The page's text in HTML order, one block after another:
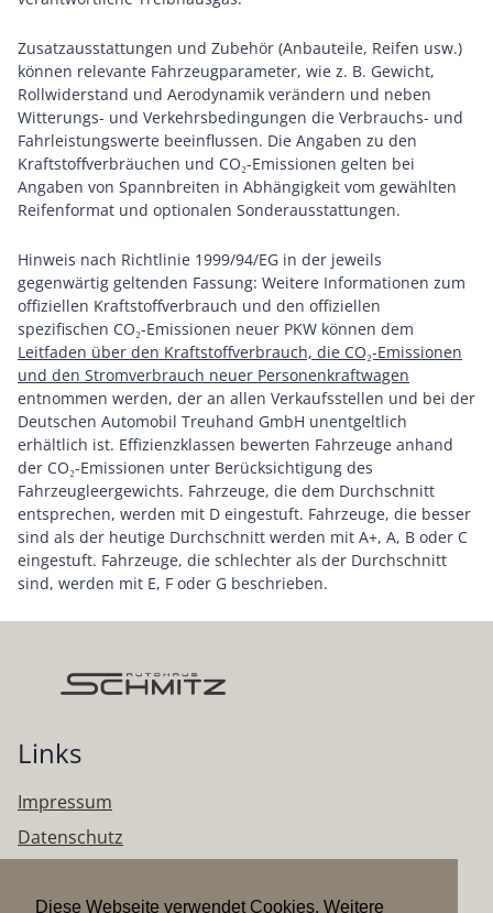
Diese Webseite verwendet Cookies. Weitere
Zusatzausstattungen und Zubehör (Anbauteile, Reifen usw.)
können relevante Fahrzeugparameter, wie z. B. Gewicht,
Rollwiderstand und Aerodynamik verändern und neben
Witterungs- und Verkehrsbedingungen die Verbrauchs- und
Fahrleistungswerte beeinflussen. Die Angaben zu den
Kraftstoffverbräuchen und CO₂-Emissionen gelten bei
Angaben von Spannbreiten in Abhängigkeit vom gewählten
Reifenformat und optionalen Sonderausstattungen.
Hinweis nach Richtlinie 1999/94/EG in der jeweils
gegenwärtig geltenden Fassung: Weitere Informationen zum
offiziellen Kraftstoffverbrauch und den offiziellen
spezifischen CO₂-Emissionen neuer PKW können dem
Leitfaden über den Kraftstoffverbrauch, die CO₂-Emissionen
und den Stromverbrauch neuer Personenkraftwagen
entnommen werden, der an allen Verkaufsstellen und bei der
Deutschen Automobil Treuhand GmbH unentgeltlich
erhältlich ist. Effizienzklassen bewerten Fahrzeuge anhand
der CO₂-Emissionen unter Berücksichtigung des
Fahrzeugleergewichts. Fahrzeuge, die dem Durchschnitt
entsprechen, werden mit D eingestuft. Fahrzeuge, die besser
sind als der heutige Durchschnitt werden mit A+, A, B oder C
eingestuft. Fahrzeuge, die schlechter als der Durchschnitt
sind, werden mit E, F oder G beschrieben.
Links
Impressum
Datenschutz
Unser Autohaus